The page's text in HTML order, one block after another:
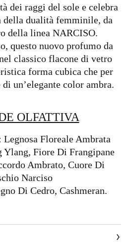
dei raggi del sole e celebra
della dualità femminile, da
della linea NARCISO.
questo nuovo profumo da
classico flacone di vetro
forma cubica che per
un’elegante color ambra.
OLFATTIVA​
Floreale Ambrata
Ylang, Fiore Di Frangipane
Ambrato, Cuore Di
Narciso
Di Cedro, Cashmeran.